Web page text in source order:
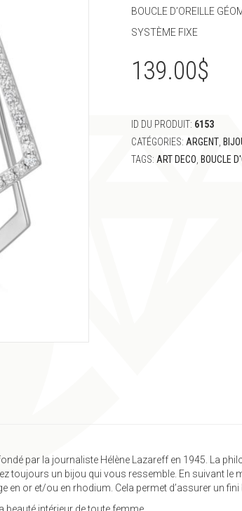
BOUCLE D’OREILLE
SYSTÈME FIXE
139.00$
ID DU PRODUIT: 6153
CATÉGORIES: ARGENT
TAGS: ART DECO BOUCLE
par la journaliste Hélène Lazareff en 1945. La
toujours un bijou qui vous ressemble. En suivant le
or et/ou en rhodium. Cela permet d’assurer un fini